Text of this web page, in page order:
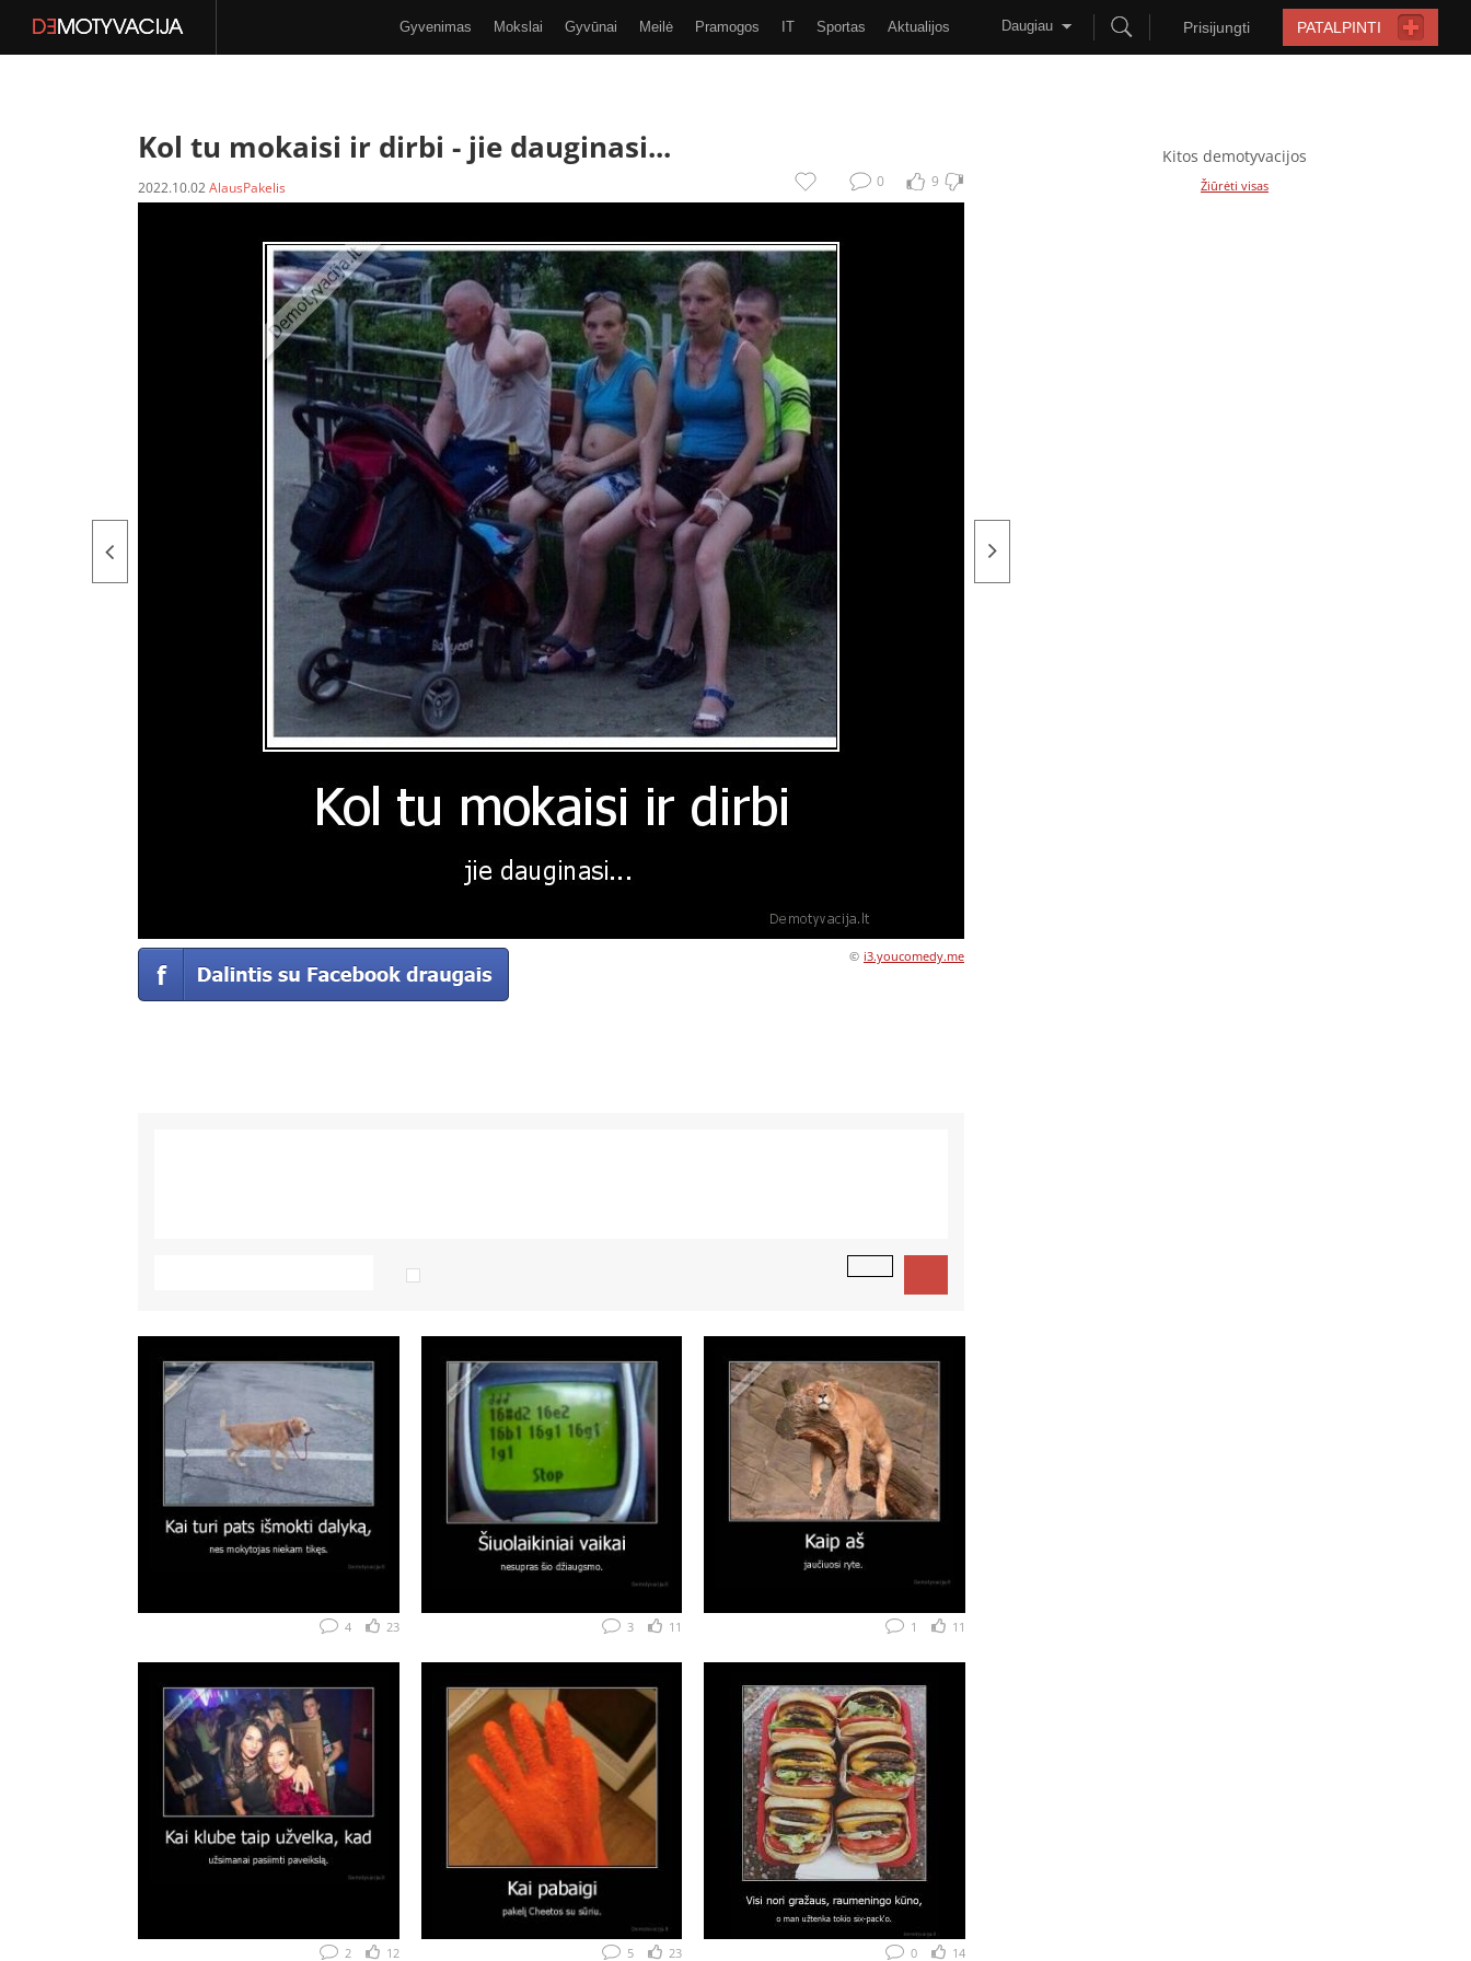
Gyvenimas Mokslai Gyvūnai Meilė Pramogos IT Sportas Aktualijos PATALPINTI
Prisijungti
Daugiau
Kol tu mokaisi ir dirbi - jie dauginasi...
2022.10.02AlausPakelis 9
0
© i3.youcomedy.me
4 23 3 11 1 11
2 12 5 23 0 14
Kitos demotyvacijos
Žiūrėti visas